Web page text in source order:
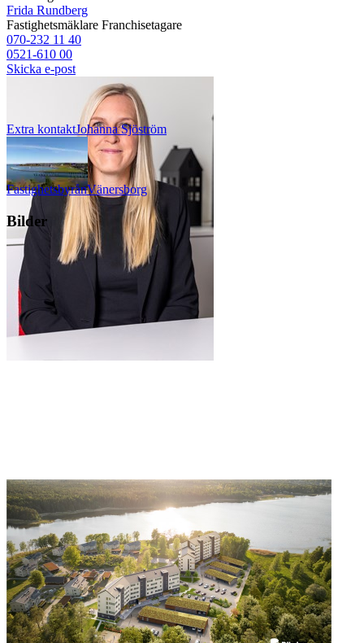
Frida Rundberg
Fastighetsmäklare Franchisetagare
070-232 11 40
0521-610 00
Skicka e-post
Extra kontaktJohanna Sjöström
FastighetsbyrånVänersborg
Bilder